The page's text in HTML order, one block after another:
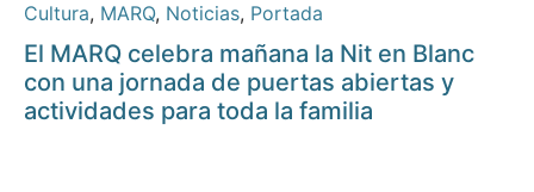
Cultura, MARQ, Noticias, Portada
El MARQ celebra mañana la Nit en Blanc
con una jornada de puertas abiertas y
actividades para toda la familia